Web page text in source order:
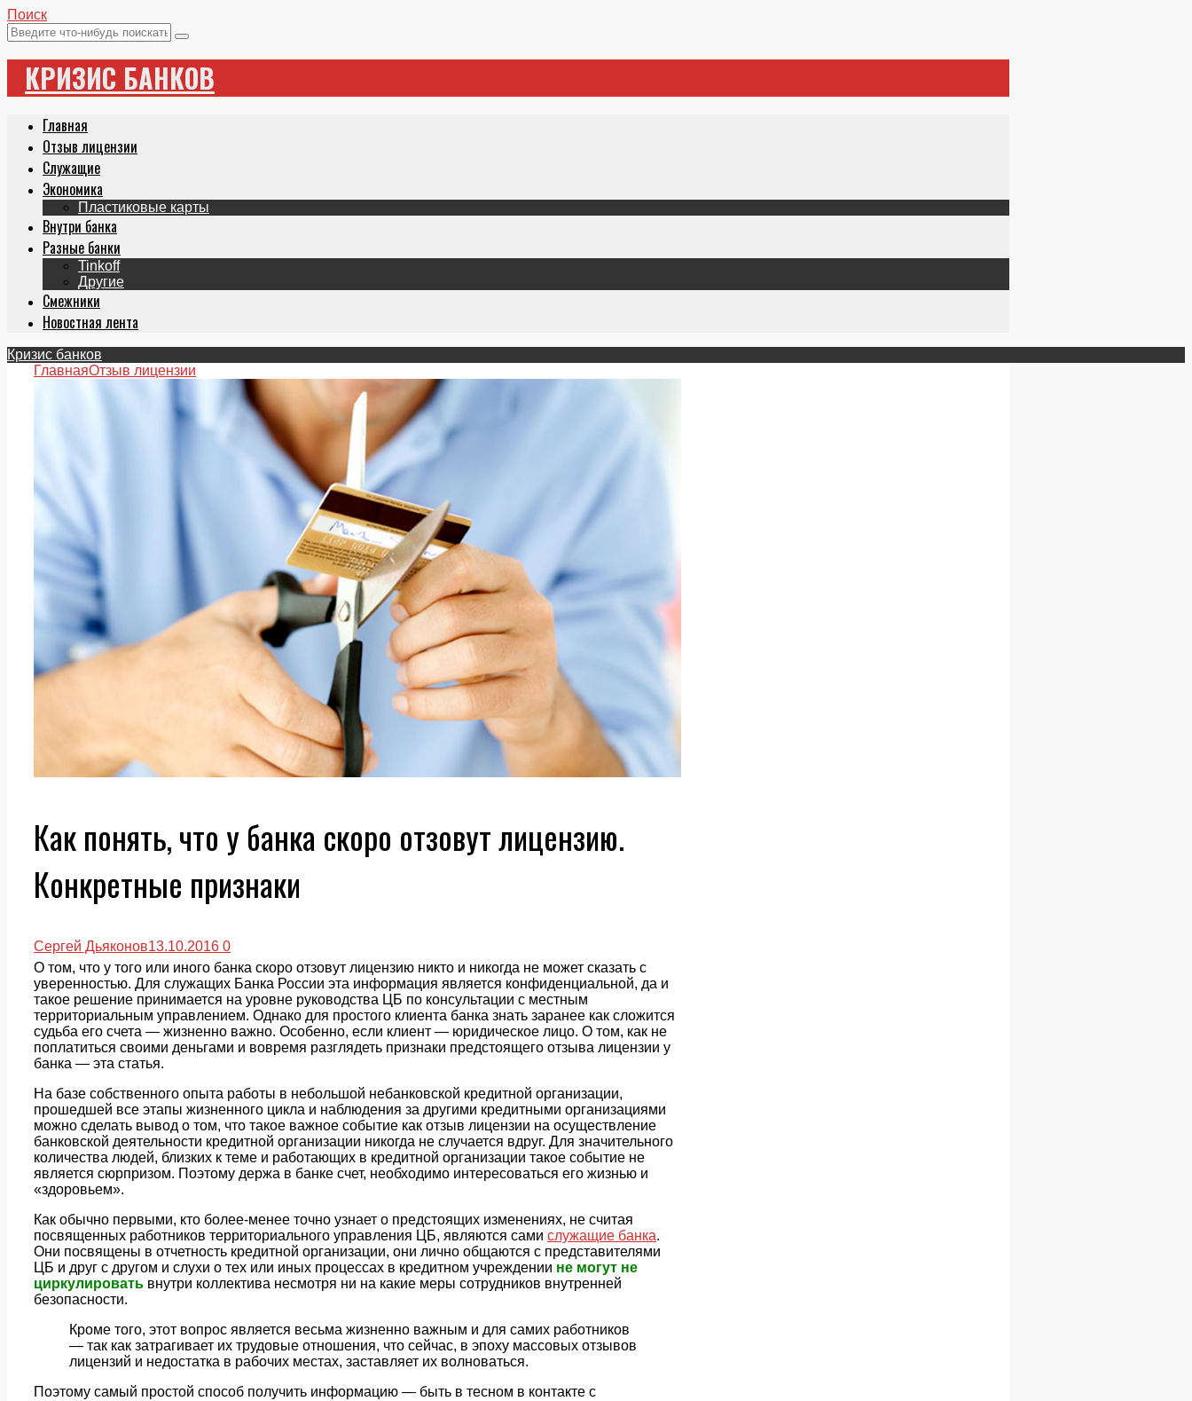
Поиск
КРИЗИС БАНКОВ
Главная
Отзыв лицензии
Служащие
Экономика
Пластиковые карты
Внутри банка
Разные банки
Tinkoff
Другие
Смежники
Новостная лента
Кризис банков
ГлавнаяОтзыв лицензии
Как понять, что у банка скоро отзовут лицензию.
Конкретные признаки
Сергей Дьяконов13.10.2016 0
О том, что у того или иного банка скоро отзовут лицензию никто и никогда не может сказать с
уверенностью. Для служащих Банка России эта информация является конфиденциальной, да и
такое решение принимается на уровне руководства ЦБ по консультации с местным
территориальным управлением. Однако для простого клиента банка знать заранее как сложится
судьба его счета — жизненно важно. Особенно, если клиент — юридическое лицо. О том, как не
поплатиться своими деньгами и вовремя разглядеть признаки предстоящего отзыва лицензии у
банка — эта статья.
На базе собственного опыта работы в небольшой небанковской кредитной организации,
прошедшей все этапы жизненного цикла и наблюдения за другими кредитными организациями
можно сделать вывод о том, что такое важное событие как отзыв лицензии на осуществление
банковской деятельности кредитной организации никогда не случается вдруг. Для значительного
количества людей, близких к теме и работающих в кредитной организации такое событие не
является сюрпризом. Поэтому держа в банке счет, необходимо интересоваться его жизнью и
«здоровьем».
Как обычно первыми, кто более-менее точно узнает о предстоящих изменениях, не считая
посвященных работников территориального управления ЦБ, являются сами служащие банка.
Они посвящены в отчетность кредитной организации, они лично общаются с представителями
ЦБ и друг с другом и слухи о тех или иных процессах в кредитном учреждении не могут не
циркулировать внутри коллектива несмотря ни на какие меры сотрудников внутренней
безопасности.
Кроме того, этот вопрос является весьма жизненно важным и для самих работников
— так как затрагивает их трудовые отношения, что сейчас, в эпоху массовых отзывов
лицензий и недостатка в рабочих местах, заставляет их волноваться.
Поэтому самый простой способ получить информацию — быть в тесном в контакте с